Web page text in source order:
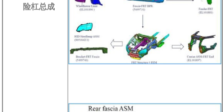
险杠总成